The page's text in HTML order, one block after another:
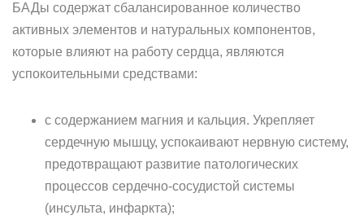
БАДы содержат сбалансированное количество
активных элементов и натуральных компонентов,
которые влияют на работу сердца, являются
успокоительными средствами:
с содержанием магния и кальция. Укрепляет
сердечную мышцу, успокаивают нервную систему,
предотвращают развитие патологических
процессов сердечно-сосудистой системы
(инсульта, инфаркта);